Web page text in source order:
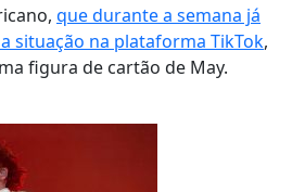
que durante a semana já
situação na plataforma TikTok,
figura de cartão de May.